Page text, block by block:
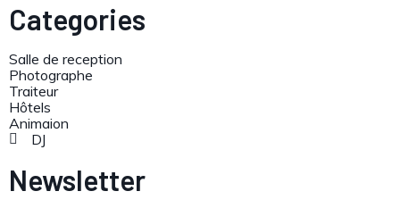
Categories
Salle de reception
Photographe
Traiteur
Hôtels
Animaion
DJ
Newsletter